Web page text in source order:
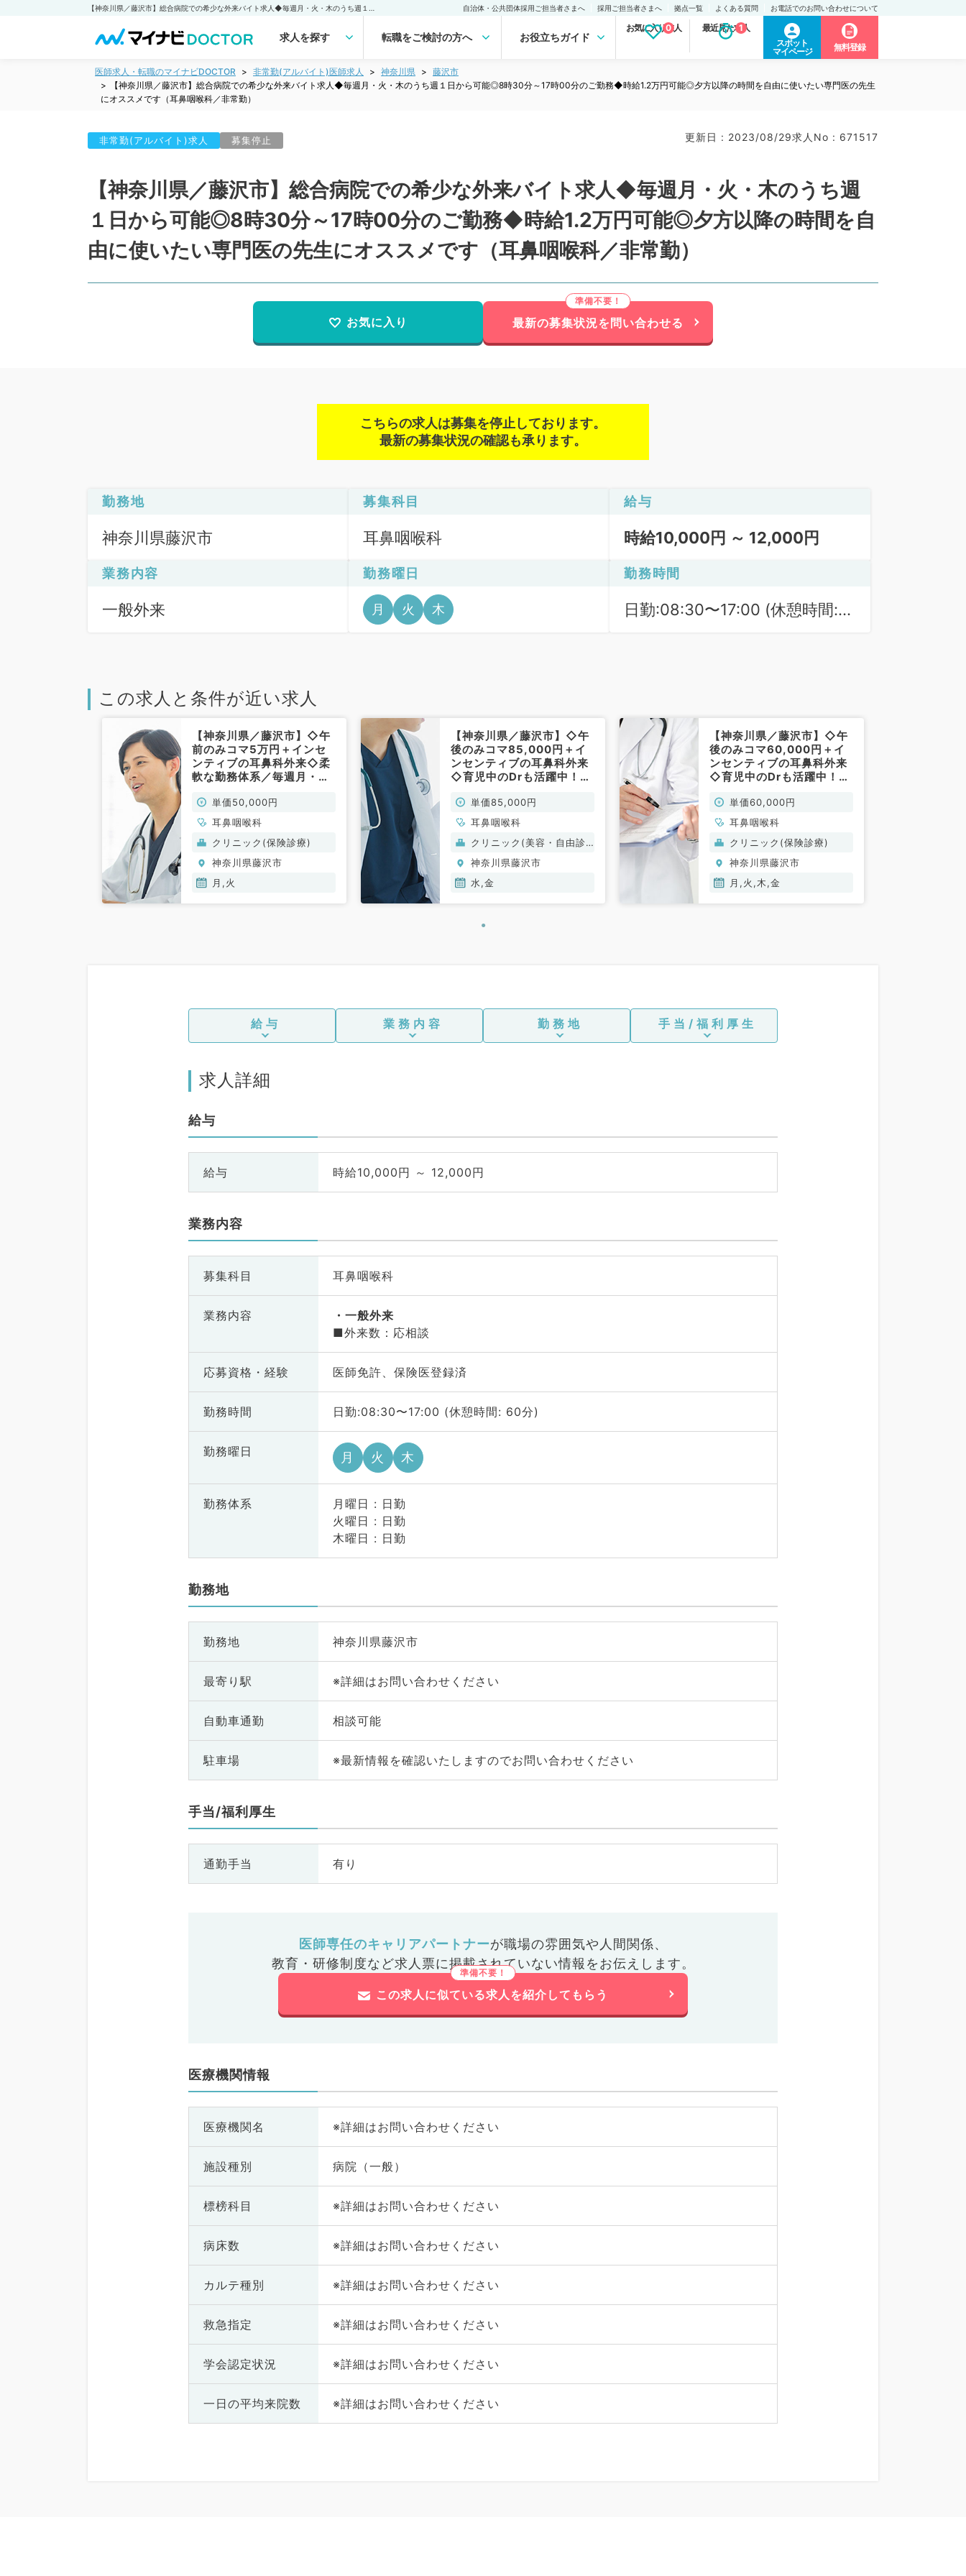
自治体・公共団体採用ご担当者さまへ 採用ご担当者さまへ 拠点一覧 よくある質問 お電話でのお問い合わせについて
求人を探す 転職をご検討の方へ お役立ちガイド
お気に入り求人
0 最近見た求人
1
スポット
マイページ
無料登録
医師求人・転職のマイナビDOCTOR 非常勤(アルバイト)医師求人 神奈川県
藤沢市
【神奈川県／藤沢市】総合病院での希少な外来バイト求人◆毎週月・火・木のうち週１日から可能◎8時30分～17時00分のご勤務◆時給1.2万円可能◎夕方以降の時間を自由に使いたい専門医の先生
にオススメです（耳鼻咽喉科／非常勤）
非常勤(アルバイト)求人 募集停止 更新日 : 2023/08/29求人No : 671517
【神奈川県／藤沢市】総合病院での希少な外来バイト求人◆毎週月・火・木のうち週
１日から可能◎8時30分～17時00分のご勤務◆時給1.2万円可能◎夕方以降の時間を自
由に使いたい専門医の先生にオススメです（耳鼻咽喉科／非常勤）
お気に入り 最新の募集状況を問い合わせる
こちらの求人は募集を停止しております。
最新の募集状況の確認も承ります。
勤務地
神奈川県藤沢市
募集科目
耳鼻咽喉科
給与
時給10,000円 ～ 12,000円
業務内容
一般外来
勤務曜日
月 火 木
勤務時間
日勤:08:30〜17:00 (休憩時間:
この求人と条件が近い求人
【神奈川県／藤沢市】◇午
前のみコマ5万円＋インセ
ンティブの耳鼻科外来◇柔
軟な勤務体系／毎週月・火
喉科)単価50,000円
耳鼻咽喉科
クリニック(保険診療)
神奈川県藤沢市
月,火
【神奈川県／藤沢市】◇午
後のみコマ85,000円＋イ
ンセンティブの耳鼻科外来
◇育児中のDrも活躍中！柔
曜日(非常勤／耳鼻咽喉科)
単価85,000円
耳鼻咽喉科
クリニック(美容・自由診
療）
神奈川県藤沢市
水,金
【神奈川県／藤沢市】◇午
後のみコマ60,000円＋イ
ンセンティブの耳鼻科外来
◇育児中のDrも活躍中！柔
火・木・金曜日の勤務！(非
常勤／耳鼻咽喉科)
単価60,000円
耳鼻咽喉科
クリニック(保険診療)
神奈川県藤沢市
月,火,木,金
給与 業務内容 勤務地 手当/福利厚生
求人詳細
給与
給与 時給10,000円 ～ 12,000円
業務内容
募集科目 耳鼻咽喉科
業務内容
一般外来
■外来数：応相談
応募資格・ 経験 医師免許、保険医登録済
勤務時間 日勤:08:30〜17:00 (休憩時間: 60分)
勤務曜日 月 火 木
勤務体系
月曜日 : 日勤
火曜日 : 日勤
木曜日 : 日勤
勤務地
勤務地 神奈川県藤沢市
最寄り駅 ※詳細はお問い合わせください
自動車通勤 相談可能
駐車場 ※最新情報を確認いたしますのでお問い合わせください
手当/福利厚生
通勤手当 有り
医師専任のキャリアパートナーが職場の雰囲気や人間関係、
教育・研修制度など求人票に掲載されていない情報をお伝えします。
この求人に似ている求人を紹介してもらう
医療機関情報
医療機関名 ※詳細はお問い合わせください
施設種別 病院（一般）
標榜科目 ※詳細はお問い合わせください
病床数 ※詳細はお問い合わせください
カルテ種別 ※詳細はお問い合わせください
救急指定 ※詳細はお問い合わせください
学会認定状況 ※詳細はお問い合わせください
一日の平均来院数 ※詳細はお問い合わせください